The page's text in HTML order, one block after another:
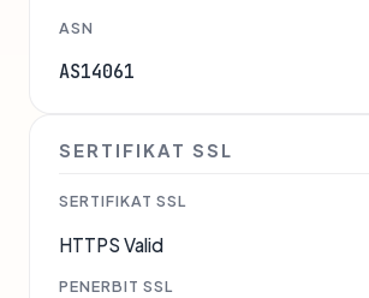
ASN
AS14061
SERTIFIKAT SSL
SERTIFIKAT SSL
HTTPS Valid
PENERBIT SSL